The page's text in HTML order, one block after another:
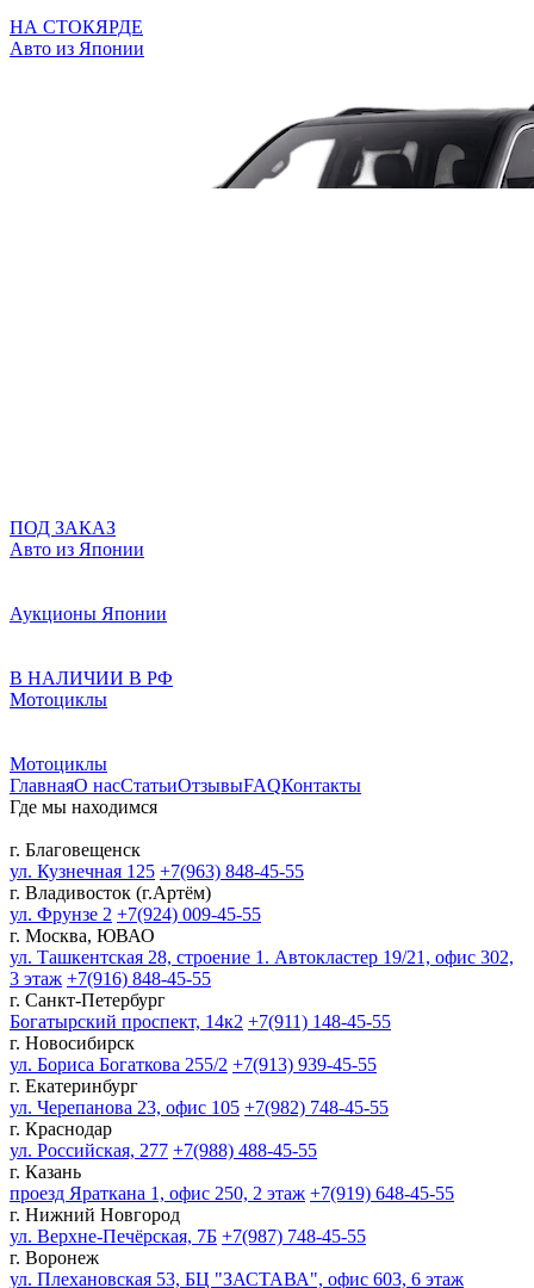
НА СТОКЯРДЕ
Авто из Японии
ПОД ЗАКАЗ
Авто из Японии
Аукционы Японии
В НАЛИЧИИ В РФ
Мотоциклы
Мотоциклы
ГлавнаяО насСтатьиОтзывыFAQКонтакты
Где мы находимся
г. Благовещенск
ул. Кузнечная 125 +7(963) 848-45-55
г. Владивосток (г.Артём)
ул. Фрунзе 2 +7(924) 009-45-55
г. Москва, ЮВАО
ул. Ташкентская 28, строение 1. Автокластер 19/21, офис 302,
3 этаж +7(916) 848-45-55
г. Санкт-Петербург
Богатырский проспект, 14к2 +7(911) 148-45-55
г. Новосибирск
ул. Бориса Богаткова 255/2 +7(913) 939-45-55
г. Екатеринбург
ул. Черепанова 23, офис 105 +7(982) 748-45-55
г. Краснодар
ул. Российская, 277 +7(988) 488-45-55
г. Казань
проезд Яраткана 1, офис 250, 2 этаж +7(919) 648-45-55
г. Нижний Новгород
ул. Верхне-Печёрская, 7Б +7(987) 748-45-55
г. Воронеж
ул. Плехановская 53, БЦ "ЗАСТАВА", офис 603, 6 этаж